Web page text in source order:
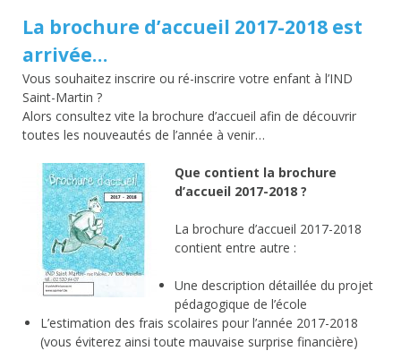
La brochure d’accueil 2017-2018 est
arrivée…
Vous souhaitez inscrire ou ré-inscrire votre enfant à l’IND
Saint-Martin ?
Alors consultez vite la brochure d’accueil afin de découvrir
toutes les nouveautés de l’année à venir…
Que contient la brochure
d’accueil 2017-2018 ?
La brochure d’accueil 2017-2018
contient entre autre :
Une description détaillée du projet
pédagogique de l’école
L’estimation des frais scolaires pour l’année 2017-2018
(vous éviterez ainsi toute mauvaise surprise financière)